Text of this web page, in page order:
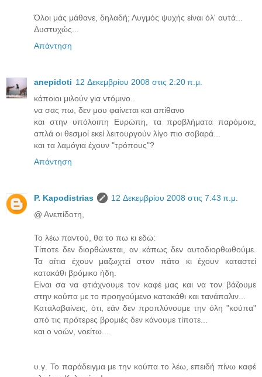
Όλοι μάς μάθανε, δηλαδή; Λυγμός ψυχής είναι όλ' αυτά...
Δυστυχώς...
Απάντηση
anepidoti 12 Δεκεμβρίου 2008 στις 2:20 π.μ.
κάποιοι μιλούν για ντόμινο..
να σας πω, δεν μου φαίνεται και απίθανο
και στην υπόλοιπη Ευρώπη, τα προβλήματα παρόμοια,
απλά οι θεσμοί εκεί λειτουργούν λίγο πιο σοβαρά...
και τα λαμόγια έχουν "τρόπους"?
Απάντηση
P. Kapodistrias
12 Δεκεμβρίου 2008 στις 7:43 π.μ.
@ Ανεπίδοτη,
Το λέω παντού, θα το πω κι εδώ:
Τίποτε δεν διορθώνεται, αν κάπως δεν αυτοδιορθωθούμε.
Τα αίτια έχουν μαζωχτεί στον πάτο κι έχουν καταστεί
κατακάθι βρόμικο ήδη.
Είναι σα να φτιάχνουμε τον καφέ μας και να τον βάζουμε
στην κούπα με το προηγούμενο κατακάθι και τανάπαλιν...
Καταλαβαίνεις, ότι, εάν δεν προπλύνουμε την όλη "κούπα"
από τις πρότερες βρομιές δεν κάνουμε τίποτε...
και ο νοών, νοείτω...
υ.γ. Το παράδειγμα με την κούπα το λέω, επειδή πίνω καφέ